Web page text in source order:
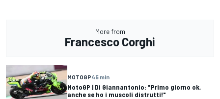
More from
Francesco Corghi
MOTOGP45 min
MotoGP | Di Giannantonio: "Primo giorno ok,
anche se ho i muscoli distrutti!"